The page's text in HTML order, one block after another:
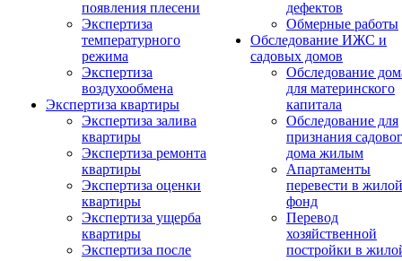
появления плесени
Экспертиза
температурного
режима
Экспертиза
воздухообмена
Экспертиза квартиры
Экспертиза залива
квартиры
Экспертиза ремонта
квартиры
Экспертиза оценки
квартиры
Экспертиза ущерба
квартиры
Экспертиза после
дефектов
Обмерные работы
Обследование ИЖС и
садовых домов
Обследование
для материнского
капитала
Обследование для
признания
дома жилым
Апартаменты
перевести в жилой
фонд
Перевод
хозяйственной
постройки в